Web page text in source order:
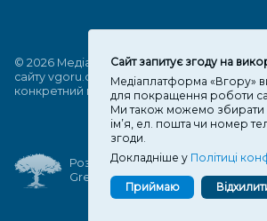
© 2026 Медіаплатформа "Вгору".
сайту vgoru.org лише за умови активного
конкретний матеріал не нижче другого
Розробка та підтримка веб-сайту
Great People
Cайт запитує згоду на
Медіаплатформа «Вгору»
для покращення роботи
Ми також можемо збирати
ім’я, ел. пошта чи номер
згоди.
Докладніше у Політиці
Приймаю